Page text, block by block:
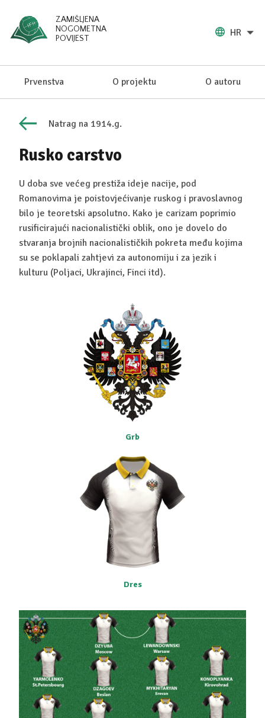
ZAMIŠLJENA
NOGOMETNA
POVIJEST
HR
Prvenstva O projektu O autoru
Natrag na 1914.g.
Rusko carstvo
U doba sve većeg prestiža ideje nacije, pod
Romanovima je poistovjećivanje ruskog i pravoslavnog
bilo je teoretski apsolutno. Kako je carizam poprimio
rusificirajući nacionalistički oblik, ono je dovelo do
stvaranja brojnih nacionalističkih pokreta među kojima
su se poklapali zahtjevi za autonomiju i za jezik i
kulturu (Poljaci, Ukrajinci, Finci itd).
Grb
Dres